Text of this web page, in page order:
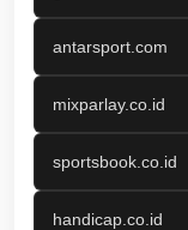
antarsport.com
mixparlay.co.id
sportsbook.co.id
handicap.co.id